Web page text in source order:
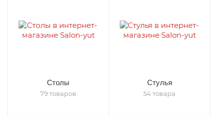
Столы
79 товаров
Стулья
54 товара